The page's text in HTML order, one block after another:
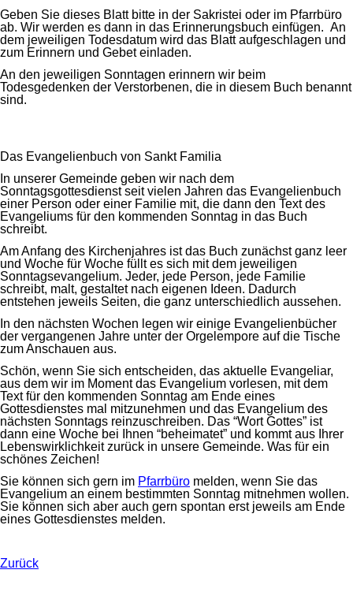
Geben Sie dieses Blatt bitte in der Sakristei oder im Pfarrbüro
ab. Wir werden es dann in das Erinnerungsbuch einfügen. An
dem jeweiligen Todesdatum wird das Blatt aufgeschlagen und
zum Erinnern und Gebet einladen.
An den jeweiligen Sonntagen erinnern wir beim
Todesgedenken der Verstorbenen, die in diesem Buch benannt
sind.
Das Evangelienbuch von Sankt Familia
In unserer Gemeinde geben wir nach dem
Sonntagsgottesdienst seit vielen Jahren das Evangelienbuch
einer Person oder einer Familie mit, die dann den Text des
Evangeliums für den kommenden Sonntag in das Buch
schreibt.
Am Anfang des Kirchenjahres ist das Buch zunächst ganz leer
und Woche für Woche füllt es sich mit dem jeweiligen
Sonntagsevangelium. Jeder, jede Person, jede Familie
schreibt, malt, gestaltet nach eigenen Ideen. Dadurch
entstehen jeweils Seiten, die ganz unterschiedlich aussehen.
In den nächsten Wochen legen wir einige Evangelienbücher
der vergangenen Jahre unter der Orgelempore auf die Tische
zum Anschauen aus.
Schön, wenn Sie sich entscheiden, das aktuelle Evangeliar,
aus dem wir im Moment das Evangelium vorlesen, mit dem
Text für den kommenden Sonntag am Ende eines
Gottesdienstes mal mitzunehmen und das Evangelium des
nächsten Sonntags reinzuschreiben. Das “Wort Gottes” ist
dann eine Woche bei Ihnen “beheimatet” und kommt aus Ihrer
Lebenswirklichkeit zurück in unsere Gemeinde. Was für ein
schönes Zeichen!
Sie können sich gern im Pfarrbüro melden, wenn Sie das
Evangelium an einem bestimmten Sonntag mitnehmen wollen.
Sie können sich aber auch gern spontan erst jeweils am Ende
eines Gottesdienstes melden.
Zurück